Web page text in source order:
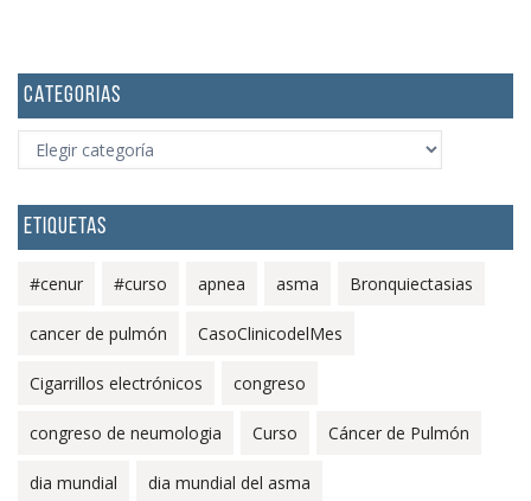
CATEGORIAS
CATEGORIAS
ETIQUETAS
#cenur #curso apnea asma Bronquiectasias
cancer de pulmón CasoClinicodelMes
Cigarrillos electrónicos congreso
congreso de neumologia Curso Cáncer de Pulmón
dia mundial dia mundial del asma